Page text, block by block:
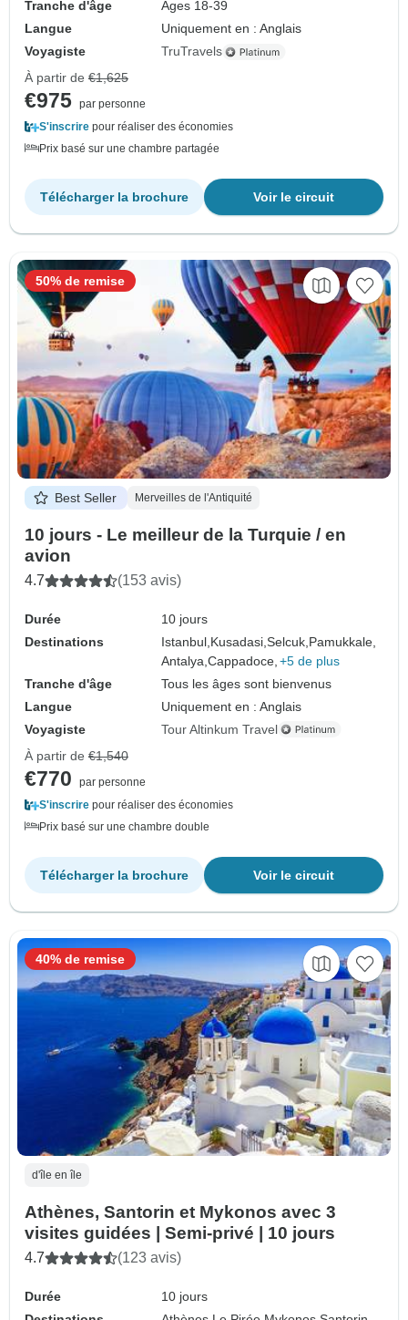
Tranche d'âge
Âges 18-39
Langue
Uniquement en : Anglais
Voyagiste
TruTravels
À partir de €1,625
€975 par personne
S'inscrire pour réaliser des économies
Prix basé sur une chambre partagée
Voir le circuit
Télécharger la brochure
Best Seller Merveilles de l'Antiquité
10 jours - Le meilleur de la Turquie / en
avion
4.7 (153 avis)
Durée
10 jours
Destinations
Istanbul, Kusadasi,Selcuk, Pamukkale,
Antalya,Cappadoce, +5 de plus
Tranche d'âge
Tous les âges sont bienvenus
Langue
Uniquement en : Anglais
Voyagiste
Tour Altinkum Travel
50% de remise
À partir de €1,540
€770
par personne
S'inscrire pour réaliser des économies
Prix basé sur une chambre double
Voir le circuit
Télécharger la brochure
d'île en île
Athènes, Santorin et Mykonos avec 3
visites guidées | Semi-privé | 10 jours
4.7 (123 avis)
Durée
10 jours
40% de remise